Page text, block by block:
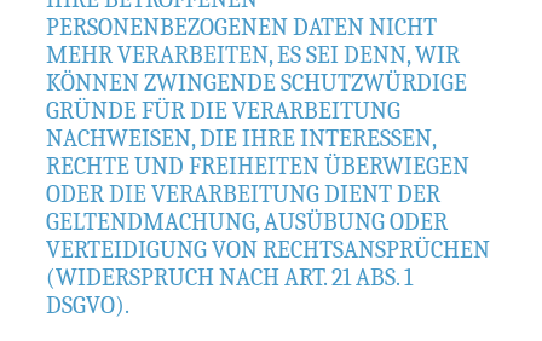
PERSONENBEZOGENEN DATEN NICHT
MEHR VERARBEITEN, ES SEI DENN, WIR
KÖNNEN ZWINGENDE SCHUTZWÜRDIGE
GRÜNDE FÜR DIE VERARBEITUNG
NACHWEISEN, DIE IHRE INTERESSEN,
RECHTE UND FREIHEITEN ÜBERWIEGEN
ODER DIE VERARBEITUNG DIENT DER
GELTENDMACHUNG, AUSÜBUNG ODER
VERTEIDIGUNG VON RECHTSANSPRÜCHEN
(WIDERSPRUCH NACH ART. 21 ABS. 1
DSGVO).